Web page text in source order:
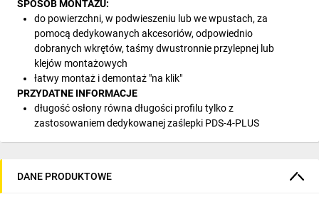
SPOSÓB MONTAŻU:
do powierzchni, w podwieszeniu lub we wpustach, za
pomocą dedykowanych akcesoriów, odpowiednio
dobranych wkrętów, taśmy dwustronnie przylepnej lub
klejów montażowych
łatwy montaż i demontaż "na klik"
PRZYDATNE INFORMACJE
długość osłony równa długości profilu tylko z
zastosowaniem dedykowanej zaślepki PDS-4-PLUS
DANE PRODUKTOWE